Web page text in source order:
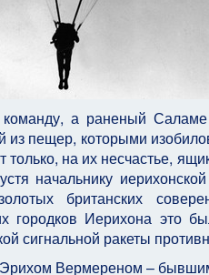
а раненый
из пещер, которыми
на их несчастье,
начальнику
британских
городков Иерихона это
сигнальной ракеты
Вермереном –